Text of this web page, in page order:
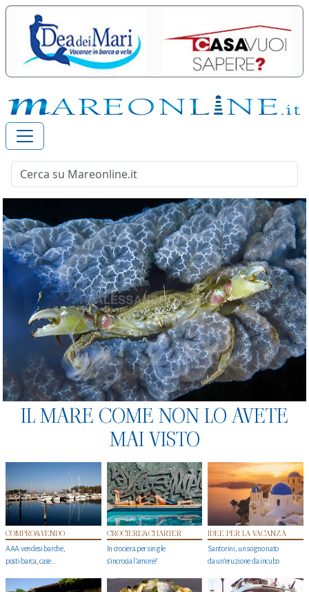
IL MARE COME NON LO AVETE
MAI VISTO
COMPRO&VENDO
AAA vendesi barche,
posti barca, case…
CROCIERE&CHARTER
In crociera per single
s'incrocia l’amore?
IDEE PER LA VACANZA
Santorini, un sogno nato
da un’eruzione da incubo